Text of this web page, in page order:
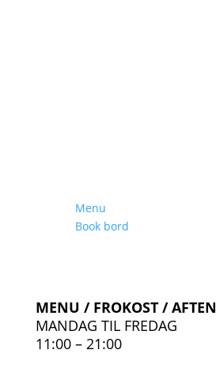
Menu
Book bord
MENU / FROKOST / AFTEN
MANDAG TIL FREDAG
11:00 – 21:00